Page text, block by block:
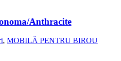
Anthracite
, MOBILĂ PENTRU BIROU